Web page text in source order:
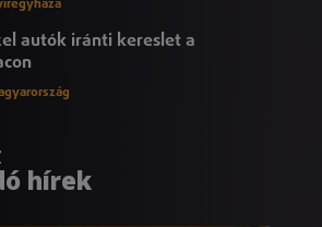
autók iránti kereslet a
hírek